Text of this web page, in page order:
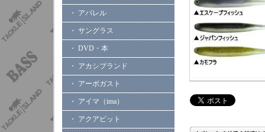
・ アパレル
・ サングラス
・ DVD・本
・ アカシブランド
・ アーボガスト
・ アイマ（ima）
・ アクアビット